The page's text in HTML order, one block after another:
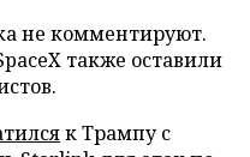
не комментируют.
также оставили
к Трампу с